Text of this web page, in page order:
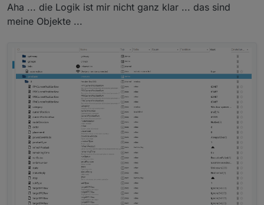
Aha ... die Logik ist mir nicht ganz klar ... das sind
meine Objekte ...